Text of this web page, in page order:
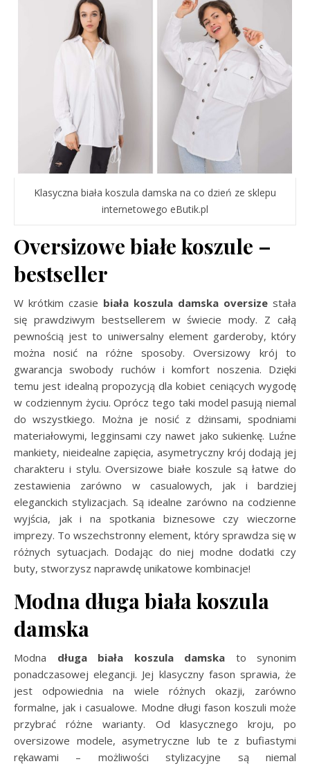
Klasyczna biała koszula damska na co dzień ze sklepu
internetowego eButik.pl
Oversizowe białe koszule –
bestseller
W krótkim czasie biała koszula damska oversize stała
się prawdziwym bestsellerem w świecie mody. Z całą
pewnością jest to uniwersalny element garderoby, który
można nosić na różne sposoby. Oversizowy krój to
gwarancja swobody ruchów i komfort noszenia. Dzięki
temu jest idealną propozycją dla kobiet ceniących wygodę
w codziennym życiu. Oprócz tego taki model pasują niemal
do wszystkiego. Można je nosić z dżinsami, spodniami
materiałowymi, legginsami czy nawet jako sukienkę. Luźne
mankiety, nieidealne zapięcia, asymetryczny krój dodają jej
charakteru i stylu. Oversizowe białe koszule są łatwe do
zestawienia zarówno w casualowych, jak i bardziej
eleganckich stylizacjach. Są idealne zarówno na codzienne
wyjścia, jak i na spotkania biznesowe czy wieczorne
imprezy. To wszechstronny element, który sprawdza się w
różnych sytuacjach. Dodając do niej modne dodatki czy
buty, stworzysz naprawdę unikatowe kombinacje!
Modna długa biała koszula
damska
Modna długa biała koszula damska to synonim
ponadczasowej elegancji. Jej klasyczny fason sprawia, że
jest odpowiednia na wiele różnych okazji, zarówno
formalne, jak i casualowe. Modne długi fason koszuli może
przybrać różne warianty. Od klasycznego kroju, po
oversizowe modele, asymetryczne lub te z bufiastymi
rękawami – możliwości stylizacyjne są niemal